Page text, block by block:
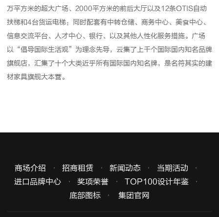
万平方米的超大广场、2000平方米的前后大厅以及12条OTIS自动
扶梯和4台货运电梯：同时配套有中转仓储、商务中心、美食中心、
信息交流平台、人才中心、银行、以及其他人性化服务措施。广场
以“倡导国际生活观”为理念先导，云集了上千个国际国内知名品牌
旗舰店，汇集了十个大类近乎所有国际国内知名牌，是名符其实的建
材家具旗舰大本营。
商场介绍 招商租赁 新闻动态
当期活动
进口品牌中心
奖项荣誉
TOP100设计年鉴
底部图标
集团官网